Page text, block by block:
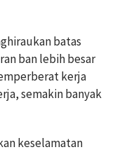
batas
ban lebih besar
kerja
semakin banyak
keselamatan